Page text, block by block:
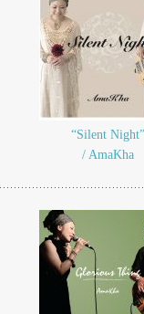
“Silent Night”
/ AmaKha